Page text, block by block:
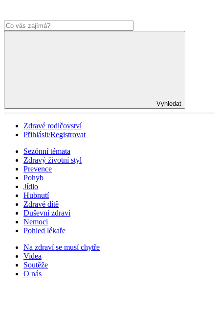
Vyhledat
Zdravé rodičovství
Přihlásit/Registrovat
Sezónní témata
Zdravý životní styl
Prevence
Pohyb
Jídlo
Hubnutí
Zdravé dítě
Duševní zdraví
Nemoci
Pohled lékaře
Na zdraví se musí chytře
Videa
Soutěže
O nás